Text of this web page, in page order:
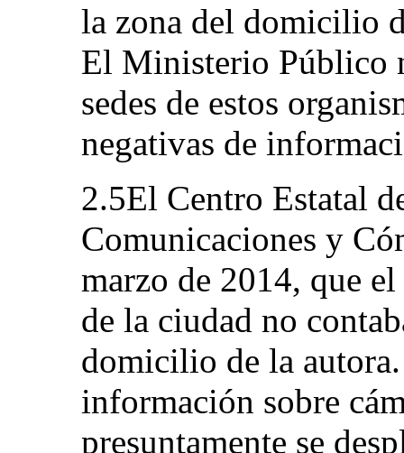
la zona del domicilio
El Ministerio Público
sedes de estos
negativas de
2.5El Centro Estatal
Comunicaciones y
marzo de 2014, que
de la ciudad no
domicilio de la
información sobre
presuntamente se